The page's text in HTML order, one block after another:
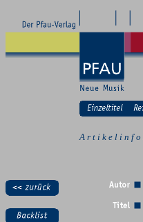
A r t i k e l i n f o